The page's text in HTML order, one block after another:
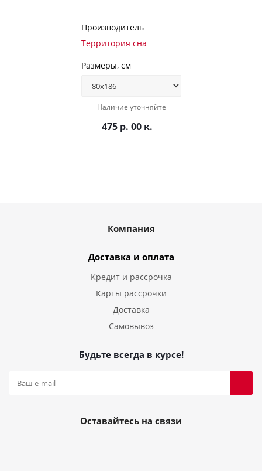
Производитель
Территория сна
Размеры, см
Наличие уточняйте
475 р. 00 к.
Компания
Доставка и оплата
Кредит и рассрочка
Карты рассрочки
Доставка
Самовывоз
Будьте всегда в курсе!
Оставайтесь на связи